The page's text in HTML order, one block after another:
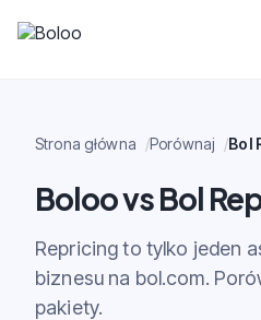
Strona główna Porównaj Bol
Boloo vs Bol
Repricing to tylko jeden
biznesu na bol.com.
pakiety.